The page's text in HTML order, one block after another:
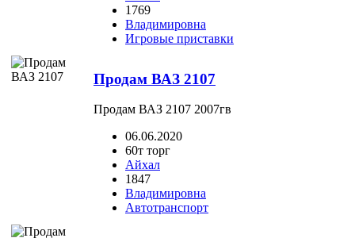
1769
Владимировна
Игровые приставки
Продам ВАЗ 2107
Продам ВАЗ 2107 2007гв
06.06.2020
60т торг
Айхал
1847
Владимировна
Автотранспорт